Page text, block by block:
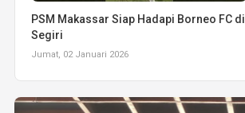
PSM Makassar Siap Hadapi Borneo FC di
Segiri
Jumat, 02 Januari 2026